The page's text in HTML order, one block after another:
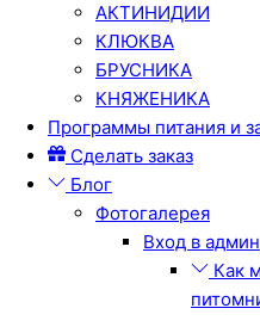
АКТИНИДИИ
КЛЮКВА
БРУСНИКА
КНЯЖЕНИКА
Программы питания и
Сделать заказ
Блог
Фотогалерея
Вход в админ
Как